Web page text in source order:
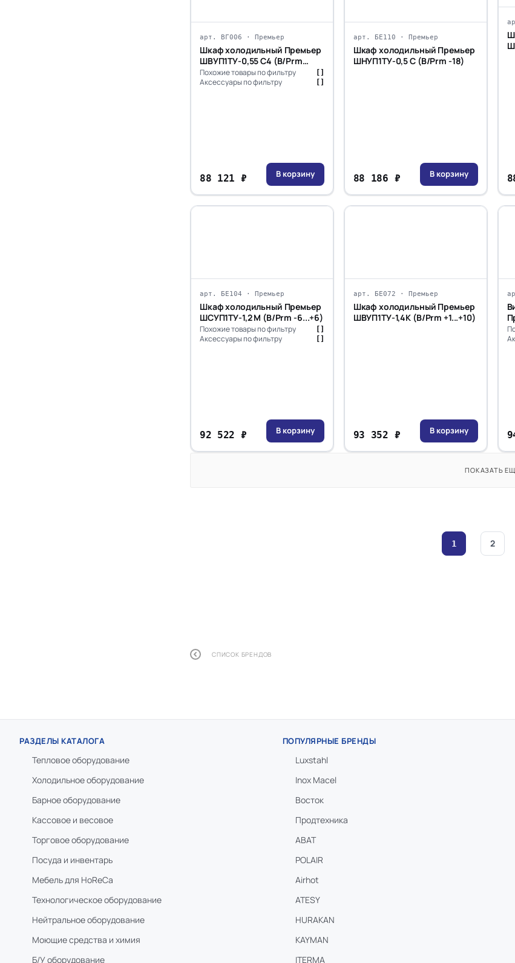
арт. ВГ006 · Премьер
Шкаф холодильный Премьер
ШВУП1ТУ-0,55 С4 (В/Prm
+5...+10)
Похожие товары по фильтру
Аксессуары по фильтру
88 121 ₽ В корзину
арт. БЕ110 · Премьер
Шкаф холодильный Премьер
ШНУП1ТУ-0,5 С (В/Prm -18)
88 186 ₽ В корзину
арт. БЕ104 · Премьер
Шкаф холодильный Премьер
ШСУП1ТУ-1,2 М (В/Prm -6...+6)
Похожие товары по фильтру []
Аксессуары по фильтру []
92 522 ₽ В корзину
арт. БЕ072 · Премьер
Шкаф холодильный Премьер
ШВУП1ТУ-1,4К (В/Prm +1...+10)
93 352 ₽ В корзину
ПОКАЗАТЬ
1 2
СПИСОК БРЕНДОВ
РАЗДЕЛЫ КАТАЛОГА
Тепловое оборудование
Холодильное оборудование
Барное оборудование
Кассовое и весовое
Торговое оборудование
Посуда и инвентарь
Мебель для HoReCa
Технологическое оборудование
Нейтральное оборудование
Моющие средства и химия
Б/У оборудование
ПОПУЛЯРНЫЕ БРЕНДЫ
Luxstahl
Inox Macel
Восток
Продтехника
ABAT
POLAIR
Airhot
ATESY
HURAKAN
KAYMAN
ITERMA